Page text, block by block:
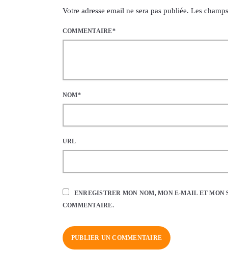
Votre adresse email ne sera pas publiée. Les
COMMENTAIRE*
NOM*
URL
ENREGISTRER MON NOM, MON E-MAIL ET
COMMENTAIRE.